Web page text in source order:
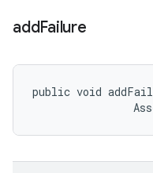
addFailure
public void